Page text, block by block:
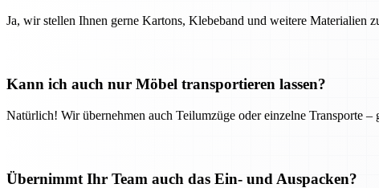
Ja, wir stellen Ihnen gerne Kartons, Klebeband und weitere Materialien
Kann ich auch nur Möbel transportieren lassen?
Natürlich! Wir übernehmen auch Teilumzüge oder einzelne Transporte –
Übernimmt Ihr Team auch das Ein- und Auspacken?